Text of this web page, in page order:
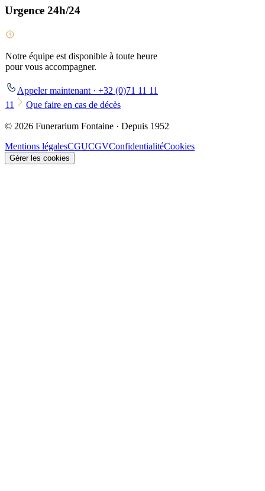
Urgence 24h/24
Notre équipe est disponible à toute heure
pour vous accompagner.
Appeler maintenant · +32 (0)71 11 11
11
Que faire en cas de décès
© 2026 Funerarium Fontaine · Depuis 1952
Mentions légalesCGUCGVConfidentialitéCookies
Gérer les cookies